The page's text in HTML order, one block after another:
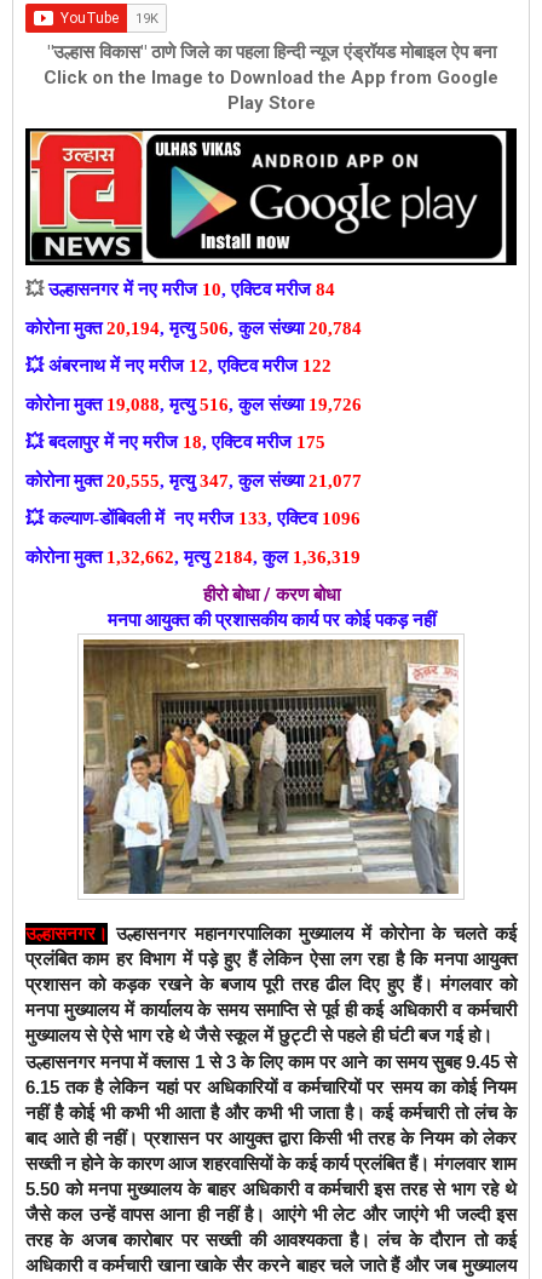
"उल्हास विकास" ठाणे जिले का पहला हिन्दी न्यूज एंड्रॉयड मोबाइल ऐप बना
Click on the Image to Download the App from Google
Play Store
💥उल्हासनगर में नए मरीज 10, एक्टिव मरीज84
कोरोना मुक्त20,194, मृत्यु506, कुल संख्या20,784
💥अंबरनाथ में नए मरीज 12, एक्टिव मरीज 122
कोरोना मुक्त19,088, मृत्यु516, कुल संख्या19,726
💥बदलापुर में नए मरीज 18, एक्टिव मरीज 175
कोरोना मुक्त20,555, मृत्यु347, कुल संख्या21,077
💥कल्याण-डोंबिवली में नए मरीज 133, एक्टिव1096
कोरोना मुक्त1,32,662, मृत्यु2184, कुल 1,36,319
हीरो बोधा / करण बोधा
मनपा आयुक्त की प्रशासकीय कार्य पर कोई पकड़ नहीं
उल्हासनगर । उल्हासनगर महानगरपालिका मुख्यालय में कोरोना के चलते कई
प्रलंबित काम हर विभाग में पड़े हुए हैं लेकिन ऐसा लग रहा है कि मनपा आयुक्त
प्रशासन को कड़क रखने के बजाय पूरी तरह ढील दिए हुए हैं। मंगलवार को
मनपा मुख्यालय में कार्यालय के समय समाप्ति से पूर्व ही कई अधिकारी व कर्मचारी
मुख्यालय से ऐसे भाग रहे थे जैसे स्कूल में छुट्टी से पहले ही घंटी बज गई हो।
उल्हासनगर मनपा में क्लास 1 से 3 के लिए काम पर आने का समय सुबह 9.45 से
6.15 तक है लेकिन यहां पर अधिकारियों व कर्मचारियों पर समय का कोई नियम
नहीं हैै कोई भी कभी भी आता है और कभी भी जाता है। कई कर्मचारी तो लंच के
बाद आते ही नहीं। प्रशासन पर आयुक्त द्वारा किसी भी तरह के नियम को लेकर
सख्ती न होने के कारण आज शहरवासियों के कई कार्य प्रलंबित हैं। मंगलवार शाम
5.50 को मनपा मुख्यालय के बाहर अधिकारी व कर्मचारी इस तरह से भाग रहे थे
जैसे कल उन्हें वापस आना ही नहीं है। आएंगे भी लेट और जाएंगे भी जल्दी इस
तरह के अजब कारोबार पर सख्ती की आवश्यकता है। लंच के दौरान तो कई
अधिकारी व कर्मचारी खाना खाके सैर करने बाहर चले जाते हैं और जब मुख्यालय